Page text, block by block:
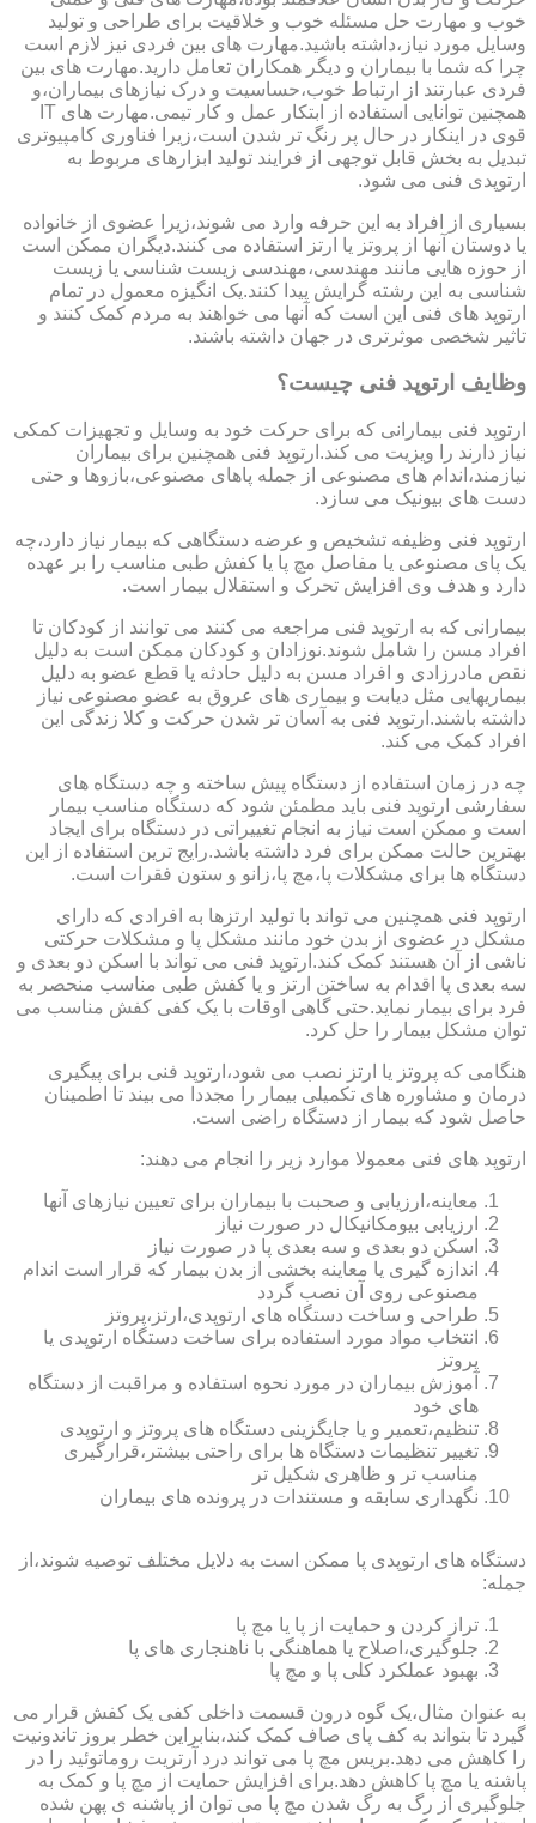
خوب و مهارت حل مسئله خوب و خلاقیت برای طراحی و تولید
وسایل مورد نیاز،داشته باشید.مهارت های بین فردی نیز لازم است
چرا که شما با بیماران و دیگر همکاران تعامل دارید.مهارت های بین
فردی عبارتند از ارتباط خوب،حساسیت و درک نیازهای بیماران،و
همچنین توانایی استفاده از ابتکار عمل و کار تیمی.مهارت های IT
قوی در اینکار در حال پر رنگ تر شدن است،زیرا فناوری کامپیوتری
تبدیل به بخش قابل توجهی از فرایند تولید ابزارهای مربوط به
ارتوپدی فنی می شود.
بسیاری از افراد به این حرفه وارد می شوند،زیرا عضوی از خانواده
یا دوستان آنها از پروتز یا ارتز استفاده می کنند.دیگران ممکن است
از حوزه هایی مانند مهندسی،مهندسی زیست شناسی یا زیست
شناسی به این رشته گرایش پیدا کنند.یک انگیزه معمول در تمام
ارتوپد های فنی این است که آنها می خواهند به مردم کمک کنند و
تاثیر شخصی موثرتری در جهان داشته باشند.
وظایف ارتوپد فنی چیست؟
ارتوپد فنی بیمارانی که برای حرکت خود به وسایل و تجهیزات کمکی
نیاز دارند را ویزیت می کند.ارتوپد فنی همچنین برای بیماران
نیازمند،اندام های مصنوعی از جمله پاهای مصنوعی،بازوها و حتی
دست های بیونیک می سازد.
ارتوپد فنی وظیفه تشخیص و عرضه دستگاهی که بیمار نیاز دارد،چه
یک پای مصنوعی یا مفاصل مچ پا یا کفش طبی مناسب را بر عهده
دارد و هدف وی افزایش تحرک و استقلال بیمار است.
بیمارانی که به ارتوپد فنی مراجعه می کنند می توانند از کودکان تا
افراد مسن را شامل شوند.نوزادان و کودکان ممکن است به دلیل
نقص مادرزادی و افراد مسن به دلیل حادثه یا قطع عضو به دلیل
بیماریهایی مثل دیابت و بیماری های عروق به عضو مصنوعی نیاز
داشته باشند.ارتوپد فنی به آسان تر شدن حرکت و کلا زندگی این
افراد کمک می کند.
چه در زمان استفاده از دستگاه پیش ساخته و چه دستگاه های
سفارشی ارتوپد فنی باید مطمئن شود که دستگاه مناسب بیمار
است و ممکن است نیاز به انجام تغییراتی در دستگاه برای ایجاد
بهترین حالت ممکن برای فرد داشته باشد.رایج ترین استفاده از این
دستگاه ها برای مشکلات پا،مچ پا،زانو و ستون فقرات است.
ارتوپد فنی همچنین می تواند با تولید ارتزها به افرادی که دارای
مشکل در عضوی از بدن خود مانند مشکل پا و مشکلات حرکتی
ناشی از آن هستند کمک کند.ارتوپد فنی می تواند با اسکن دو بعدی و
سه بعدی پا اقدام به ساختن ارتز و یا کفش طبی مناسب منحصر به
فرد برای بیمار نماید.حتی گاهی اوقات با یک کفی کفش مناسب می
توان مشکل بیمار را حل کرد.
هنگامی که پروتز یا ارتز نصب می شود،ارتوپد فنی برای پیگیری
درمان و مشاوره های تکمیلی بیمار را مجددا می بیند تا اطمینان
حاصل شود که بیمار از دستگاه راضی است.
ارتوپد های فنی معمولا موارد زیر را انجام می دهند:
معاینه،ارزیابی و صحبت با بیماران برای تعیین نیازهای آنها
ارزیابی بیومکانیکال در صورت نیاز
اسکن دو بعدی و سه بعدی پا در صورت نیاز
اندازه گیری یا معاینه بخشی از بدن بیمار که قرار است اندام
مصنوعی روی آن نصب گردد
طراحی و ساخت دستگاه های ارتوپدی،ارتز،پروتز
انتخاب مواد مورد استفاده برای ساخت دستگاه ارتوپدی یا
پروتز
آموزش بیماران در مورد نحوه استفاده و مراقبت از دستگاه
های خود
تنظیم،تعمیر و یا جایگزینی دستگاه های پروتز و ارتوپدی
تغییر تنظیمات دستگاه ها برای راحتی بیشتر،قرارگیری
مناسب تر و ظاهری شکیل تر
نگهداری سابقه و مستندات در پرونده های بیماران
دستگاه های ارتوپدی پا ممکن است به دلایل مختلف توصیه شوند،از
جمله:
تراز کردن و حمایت از پا یا مچ پا
جلوگیری،اصلاح یا هماهنگی با ناهنجاری های پا
بهبود عملکرد کلی پا و مچ پا
به عنوان مثال،یک گوه درون قسمت داخلی کفی یک کفش قرار می
گیرد تا بتواند به کف پای صاف کمک کند،بنابراین خطر بروز تاندونیت
را کاهش می دهد.بریس مچ پا می تواند درد آرتریت روماتوئید را در
پاشنه یا مچ پا کاهش دهد.برای افزایش حمایت از مچ پا و کمک به
جلوگیری از رگ به رگ شدن مچ پا می توان از پاشنه ی پهن شده